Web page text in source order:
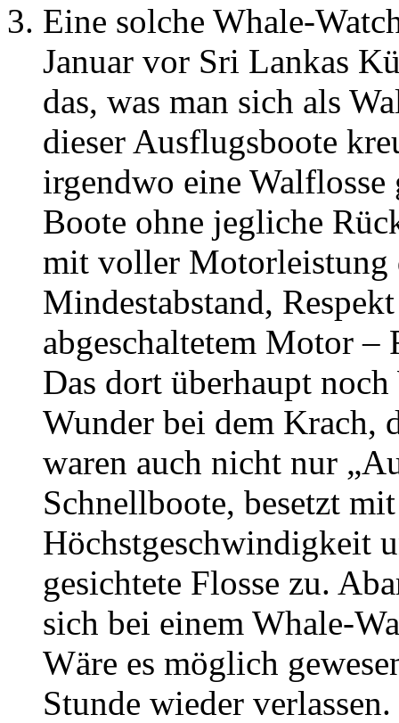
Eine solche Whale-
Januar vor Sri Lankas
das, was man sich als
dieser Ausflugsboote
irgendwo eine
Boote ohne jegliche
mit voller Motorleistung
Mindestabstand,
abgeschaltetem Motor –
Das dort überhaupt
Wunder bei dem Krach,
waren auch nicht nur
Schnellboote, besetzt
Höchstgeschwindigkeit
gesichtete Flosse zu.
sich bei einem Whale-
Wäre es möglich
Stunde wieder verlassen.